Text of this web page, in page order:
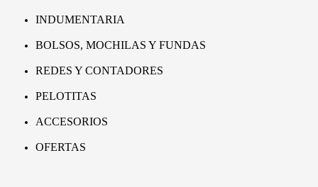
INDUMENTARIA
BOLSOS, MOCHILAS Y FUNDAS
REDES Y CONTADORES
PELOTITAS
ACCESORIOS
OFERTAS